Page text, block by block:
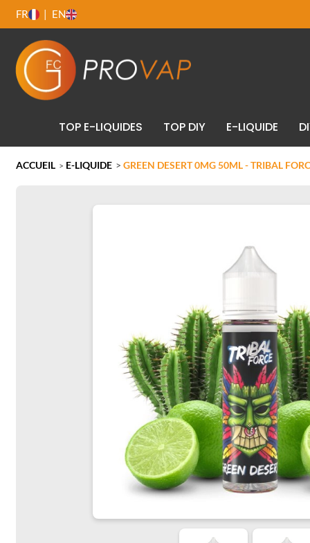
FR EN
TOP E-LIQUIDES TOP DIY E-LIQUIDE
ACCUEIL > E-LIQUIDE > GREEN DESERT 0MG 50ML - TRIBAL